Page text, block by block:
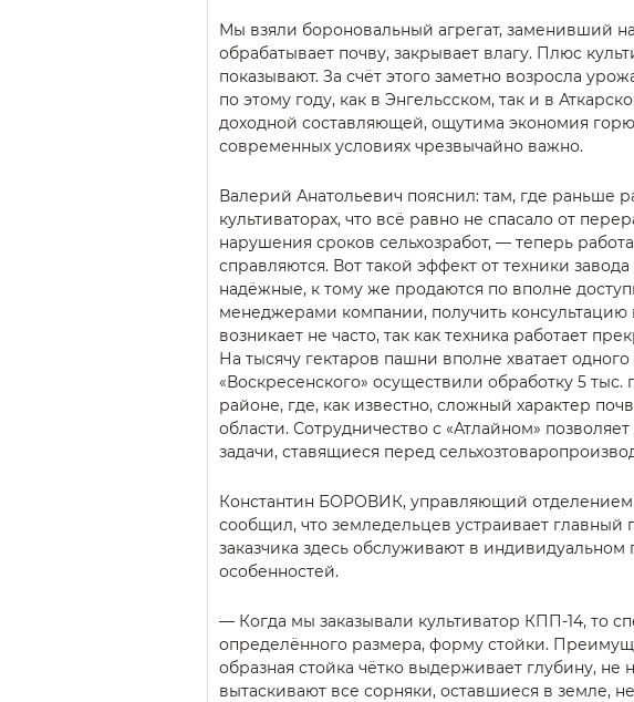
Мы взяли бороновальный агрегат, заменивший
обрабатывает почву, закрывает влагу. Плюс
показывают. За счёт этого заметно возросла
по этому году, как в Энгельсском, так и в
доходной составляющей, ощутима экономия
современных условиях чрезвычайно важно.
Валерий Анатольевич пояснил: там, где раньше
культиваторах, что всё равно не спасало от
нарушения сроков сельхозработ, — теперь
справляются. Вот такой эффект от техники
надёжные, к тому же продаются по вполне
менеджерами компании, получить
возникает не часто, так как техника работает
На тысячу гектаров пашни вполне хватает
«Воскресенского» осуществили обработку 5
районе, где, как известно, сложный характер
области. Сотрудничество с «Атлайном»
задачи, ставящиеся перед
Константин БОРОВИК, управляющий
сообщил, что земледельцев устраивает
заказчика здесь обслуживают в
особенностей.
— Когда мы заказывали культиватор КПП-14, то
определённого размера, форму стойки.
образная стойка чётко выдерживает глубину,
вытаскивают все сорняки, оставшиеся в земле,